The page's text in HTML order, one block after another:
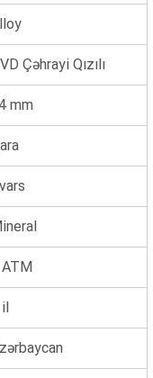
Çəhrayi Qızılı
mm
0 ₼
0 ₼
et